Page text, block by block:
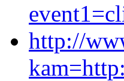
http://